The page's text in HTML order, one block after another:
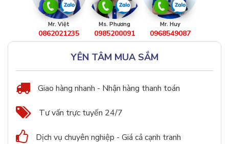
Mr. Việt
0862021235
Ms. Phương
0985200091
Mr. Huy
0968549087
YÊN TÂM MUA SẮM
Giao hàng nhanh - Nhận hàng thanh toán
Tư vấn trực tuyến 24/7
Dịch vụ chuyên nghiệp - Giá cả cạnh tranh